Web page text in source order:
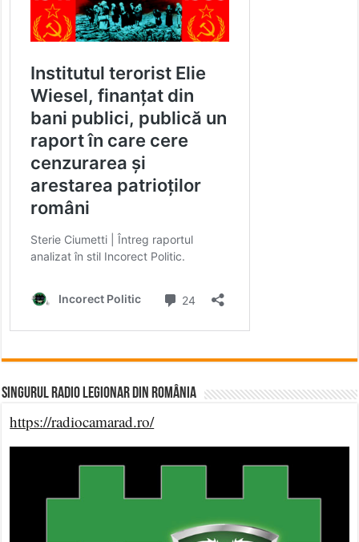
Singurul Radio Legionar din România
https://radiocamarad.ro/